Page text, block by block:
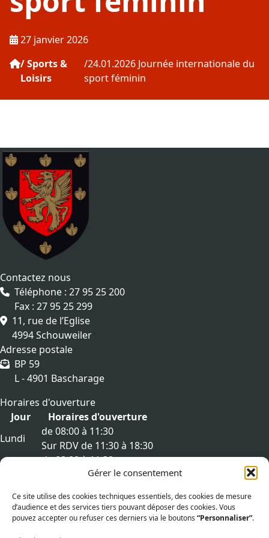
Gérer le consentement
Ce site utilise des cookies techniques essentiels, des cookies de mesure
d’audience et des services tiers pouvant déposer des cookies. Vous
pouvez accepter ou refuser ces derniers via le boutons “Personnaliser”.
Publié le :
27 janvier 2026
Sports &
Loisirs
24.01.2026 Journée internationale du
sport féminin
Contactez nous
Téléphone : 27 95 25 200
Fax : 27 95 25 299
11, rue de l’Eglise
4994 Schouweiler
Adresse postale
BP 59
L - 4901 Bascharage
Horaires d'ouverture
Jour
Horaires d'ouverture
Lundi
de 08:00 à 11:30
Sur RDV de 11:30 à 18:30
Mardi
de 08:00 à 11:30
Sur RDV de 11:30 à 18:30
Mercredi
Sur RDV de 11:30 à 18:30
Jeudi
de 08:00 à 11:30